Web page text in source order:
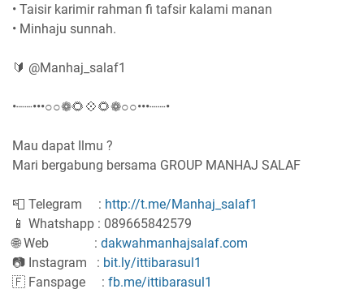
• Taisir karimir rahman fi tafsir kalami manan
• Minhaju sunnah.
🔰 @Manhaj_salaf1
•┈┈•••○○❁🌻💠🌻❁○○•••┈┈•
Mau dapat Ilmu ?
Mari bergabung bersama GROUP MANHAJ SALAF
📮 Telegram : http://t.me/Manhaj_salaf1
📱 Whatshapp : 089665842579
🌐 Web : dakwahmanhajsalaf.com
📷 Instagram : bit.ly/ittibarasul1
🇫 Fanspage : fb.me/ittibarasul1